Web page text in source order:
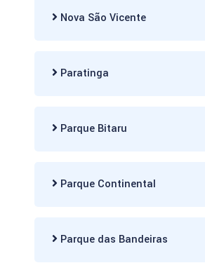
Nova São Vicente
Paratinga
Parque Bitaru
Parque Continental
Parque das Bandeiras